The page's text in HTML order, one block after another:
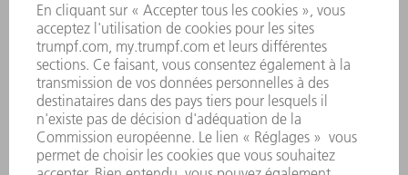
01 48 17 37 73
Lun - Jeu 08:00h - 16:30h
Ven 08:00h - 12:30h
outillages@fr.TRUMPF.com
CONTACT
Pièces Détachées
01 48 17 37 57
Lun – Ven 8:30h - 17:30h
pieces.detachees@trumpf.com